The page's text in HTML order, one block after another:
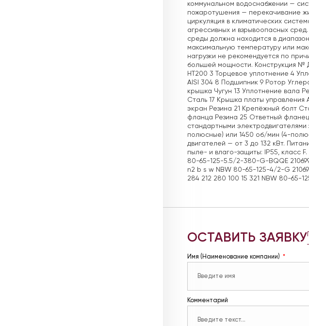
коммунальном водоснабжении —
пожаротушения — перекачивание
циркуляция в климатических
агрессивных и взрывоопасных
среды должна находится в
максимальную температуру или
нагрузки не рекомендуется по
большей мощности. Конструкция №
НТ200 3 Торцевое уплотнение 4
AISI 304 8 Подшипник 9 Ротор
крышка Чугун 13 Уплотнение вала
Сталь 17 Крышка платы
экран Резина 21 Крепёжный болт
фланца Резина 25 Ответный
стандартными
полюсные) или 1450 об/мин (4-
двигателей — от 3 до 132 кВт.
пыле- и влаго-защиты: IP55, класс
80-65-125-5.5/2-380-G-BQQE
n2 b s w NBW 80-65-125-4/2-G
284 212 280 100 15 321 NBW 80-65-
ОСТАВИТЬ ЗАЯВКУ
Имя (Наименование компании)
Комментарий